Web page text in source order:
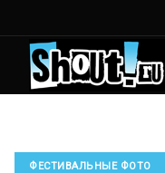
ФЕСТИВАЛЬНЫЕ ФОТО